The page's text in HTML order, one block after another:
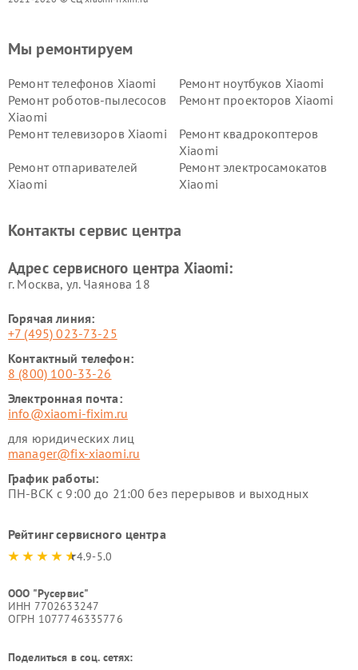
Мы ремонтируем
Ремонт телефонов Xiaomi
Ремонт ноутбуков Xiaomi
Ремонт роботов-пылесосов
Xiaomi
Ремонт проекторов Xiaomi
Ремонт телевизоров Xiaomi
Ремонт квадрокоптеров
Xiaomi
Ремонт отпаривателей
Xiaomi
Ремонт электросамокатов
Xiaomi
Ремонт стиральных машин
Ремонт смарт-часов Xiaomi
Контакты сервис центра
Адрес сервисного центра Xiaomi:
г. Москва, ул. Чаянова 18
Горячая линия:
+7 (495) 023-73-25
Контактный телефон:
8 (800) 100-33-26
Электронная почта:
info@xiaomi-fixim.ru
для юридических лиц
manager@fix-xiaomi.ru
График работы:
ПН-ВСК с 9:00 до 21:00 без перерывов и выходных
Рейтинг сервисного центра
4.9-5.0
ООО "Русервис"
ИНН 7702633247
ОГРН 1077746335776
Поделиться в соц. сетях: